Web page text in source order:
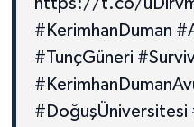
#KerimhanDuman
#TunçGüneri
#DoğuşÜniversitesi